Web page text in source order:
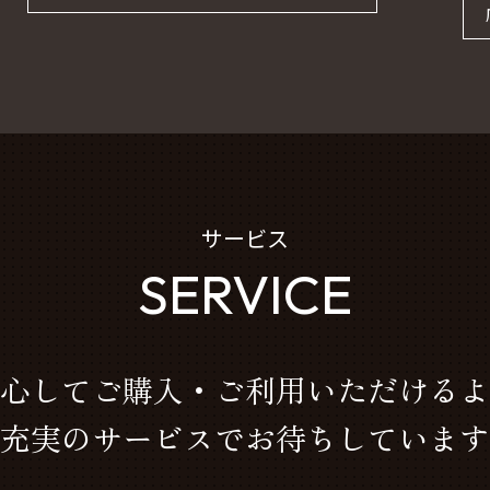
サービス
SERVICE
してご購入・ご利用いただける
充実のサービスでお待ちしています